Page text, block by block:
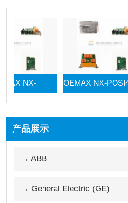
NX-
货模块
OEMAX NX-POSI4 现货
模块
产品展示
→ ABB
→ General Electric (GE)